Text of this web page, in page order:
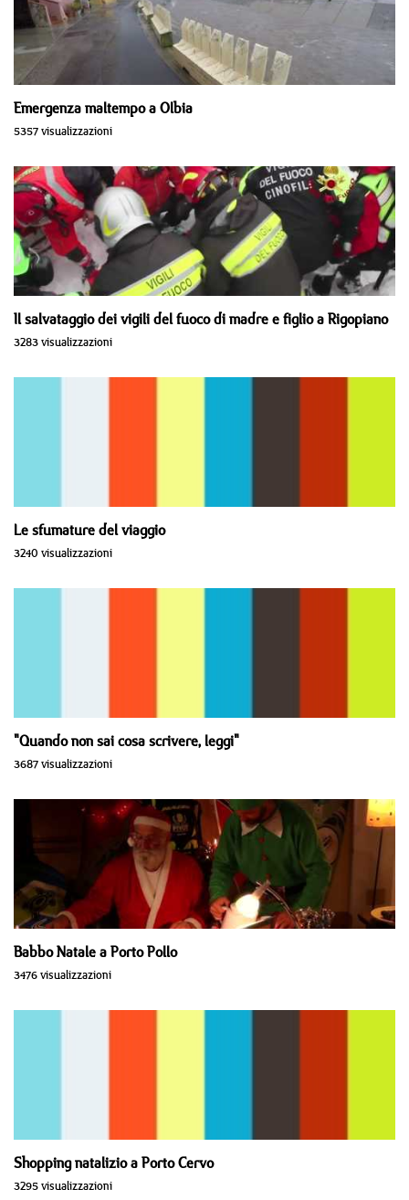
Emergenza maltempo a Olbia
5357 visualizzazioni
Il salvataggio dei vigili del fuoco di madre e figlio a Rigopiano
3283 visualizzazioni
Le sfumature del viaggio
3240 visualizzazioni
"Quando non sai cosa scrivere, leggi"
3687 visualizzazioni
Babbo Natale a Porto Pollo
3476 visualizzazioni
Shopping natalizio a Porto Cervo
3295 visualizzazioni